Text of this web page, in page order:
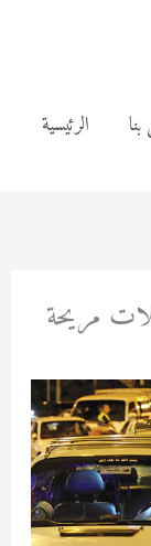
الرئيسية
مريحة